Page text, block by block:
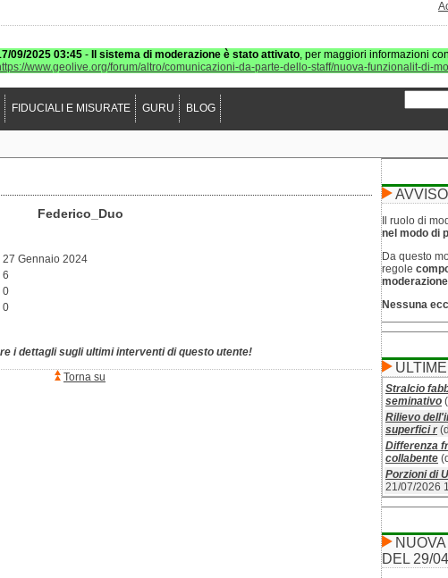
09/2025 03:45 - Il sistema di moderazione è stato attivato, per maggiori informazioni
www.geolive.org/forum/altro/comunicazioni-da-parte-dello-staff/nuova-funzionalit-di-
FIDUCIALI E MISURATE GURU BLOG
Federico_Duo
27 Gennaio 2024
6
0
0
i dettagli sugli ultimi interventi di questo utente!
Torna su
Il ruolo di
nel modo di
Da questo
regole
moderazione
Nessuna
Stralcio
seminativo
Rilievo
superfici r
Differenza
collabente
Porzioni di
21/07/2026
DEL 29/